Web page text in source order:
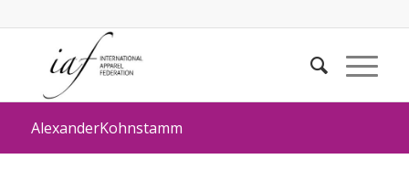
AlexanderKohnstamm